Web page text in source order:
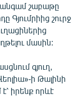
շաբաթը
Գյումրիից շուրջ
մասին:
գյուղ,
ի Թալինի
իրենք որևէ